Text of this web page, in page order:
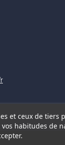
et ceux de
habitudes de